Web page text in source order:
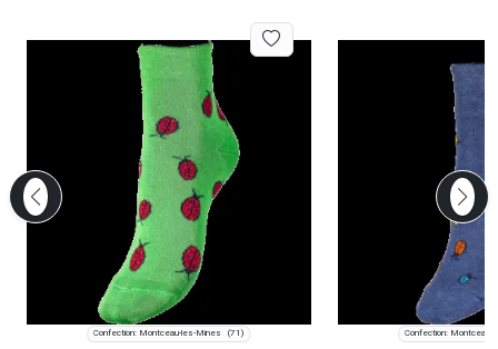
Confection: Montceau-les-Mines (71) Confection: Montceau-